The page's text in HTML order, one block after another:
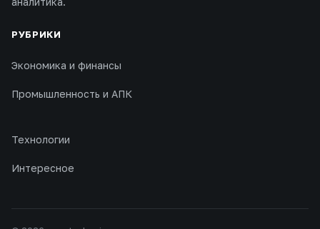
РУБРИКИ
Экономика и финансы
Промышленность и АПК
Технологии
Интересное